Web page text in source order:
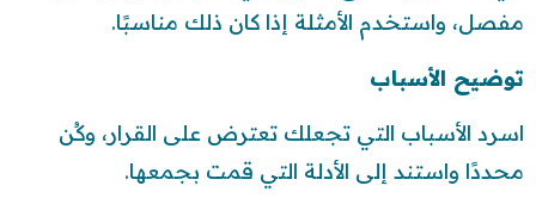
مفصل، واستخدم الأمثلة إذا كان ذلك مناسبًا.
توضيح الأسباب
اسرد الأسباب التي تجعلك تعترض على القرار، وكُن
محددًا واستند إلى الأدلة التي قمت بجمعها.